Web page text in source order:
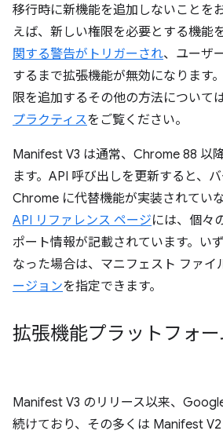
移行時に新機能を追加しないことを
えば、新しい権限を必要とする機能
関する警告がトリガーされ、ユーザ
するまで拡張機能が無効になります
限を追加するその他の方法については
プラクティスをご覧ください。
Manifest V3 は通常、Chrome 88 以
ます。API 呼び出しを更新すると、
Chrome に代替機能が実装されてい
API リファレンス ページには、個々
ポート情報が記載されています。い
なった場合は、マニフェスト ファイ
ージョンを指定できます。
拡張機能プラットフォ
Manifest V3 のリリース以来、
続けており、その多くは Manifest